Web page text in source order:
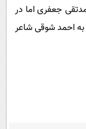
جعفری اما در
به احمد شوقی شاعر